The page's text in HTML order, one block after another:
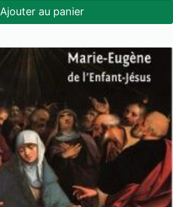
Ajouter au panier